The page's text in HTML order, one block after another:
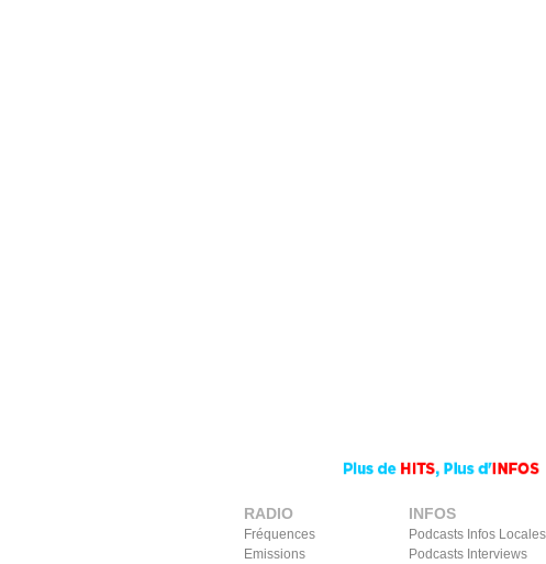
RADIO
Fréquences
Emissions
INFOS
Podcasts Infos Locales
Podcasts Interviews